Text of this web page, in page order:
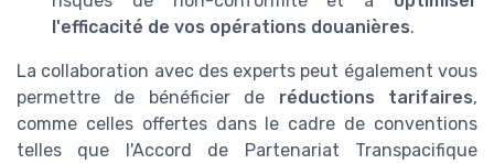
l'efficacité de vos opérations douanières.
La collaboration avec des experts peut également vous
permettre de bénéficier de réductions tarifaires,
comme celles offertes dans le cadre de conventions
telles que l'Accord de Partenariat Transpacifique